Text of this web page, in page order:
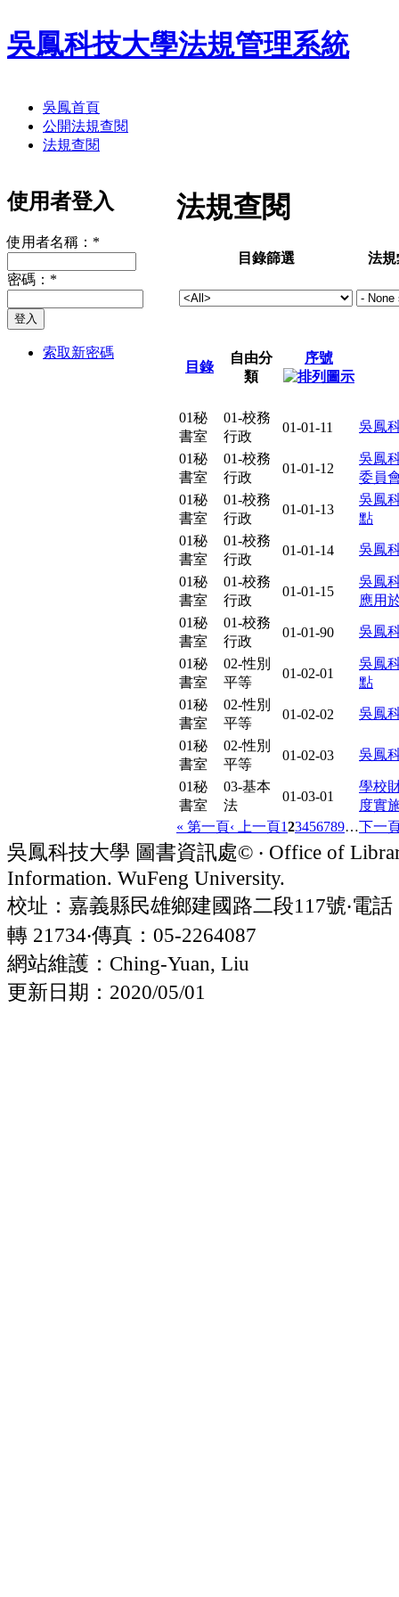
吳鳳科技大學法規管理系統
吳鳳首頁
公開法規查閱
法規查閱
使用者登入
使用者名稱： *
密碼： *
索取新密碼
法規查閱
目錄篩選 法
目錄
自由分
類
序號
01秘
書室
01-校務
行政
01-01-11 吳鳳
01秘
書室
01-校務
行政
01-01-12
吳鳳
委員
01秘
書室
01-校務
行政
01-01-13
吳鳳
點
01秘
書室
01-校務
行政
01-01-14 吳鳳
01秘
書室
01-校務
行政
01-01-15
吳鳳
應用
01秘
書室
01-校務
行政
01-01-90 吳鳳
01秘
書室
02-性別
平等
01-02-01
吳鳳
點
01秘
書室
02-性別
平等
01-02-02 吳鳳
01秘
書室
02-性別
平等
01-02-03 吳鳳
01秘
書室
03-基本
法
01-03-01
學校
度實
« 第一頁‹ 上一頁123456789…下一
吳鳳科技大學 圖書資訊處© ‧ Office of
Information. WuFeng University.
校址：嘉義縣民雄鄉建國路二段117號‧電話
轉 21734‧傳真：05-2264087
網站維護：Ching-Yuan, Liu
更新日期：2020/05/01